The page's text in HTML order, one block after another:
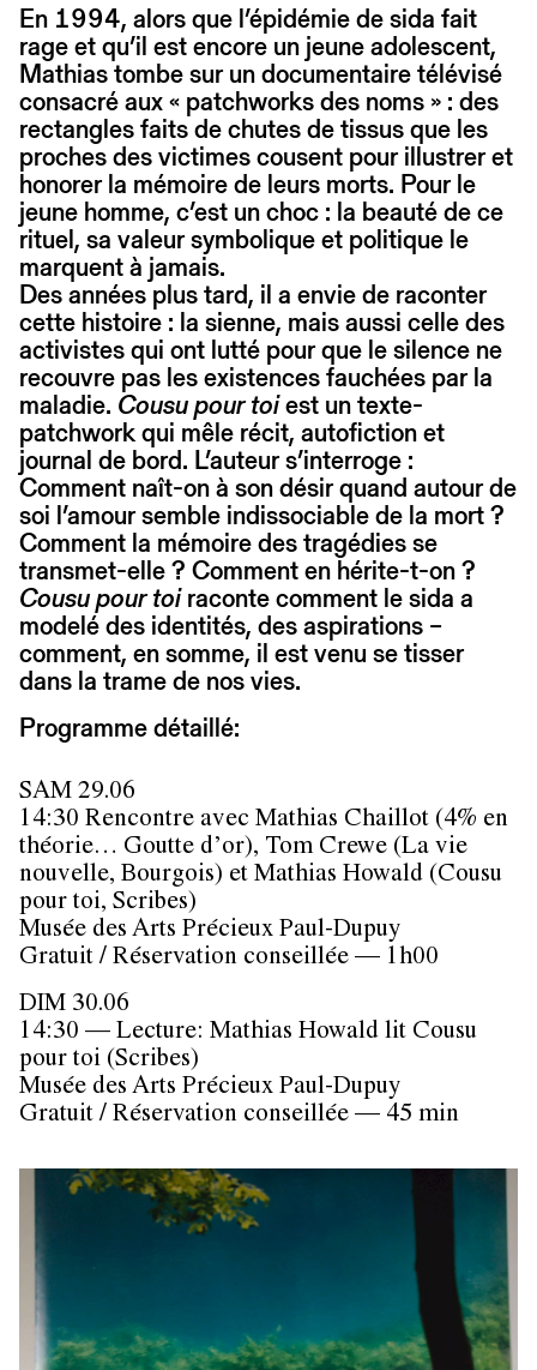
En 1994, alors que l’épidémie de sida fait
rage et qu’il est encore un jeune adolescent,
Mathias tombe sur un documentaire télévisé
consacré aux « patchworks des noms » : des
rectangles faits de chutes de tissus que les
proches des victimes cousent pour illustrer et
honorer la mémoire de leurs morts. Pour le
jeune homme, c’est un choc : la beauté de ce
rituel, sa valeur symbolique et politique le
marquent à jamais.
Des années plus tard, il a envie de raconter
cette histoire : la sienne, mais aussi celle des
activistes qui ont lutté pour que le silence ne
recouvre pas les existences fauchées par la
maladie. Cousu pour toiest un texte-
patchwork qui mêle récit, autofiction et
journal de bord. L’auteur s’interroge :
Comment naît-on à son désir quand autour de
soi l’amour semble indissociable de la mort ?
Comment la mémoire des tragédies se
transmet-elle ? Comment en hérite-t-on ?
Cousu pour toiraconte comment le sida a
modelé des identités, des aspirations –
comment, en somme, il est venu se tisser
dans la trame de nos vies.
Programme détaillé:
SAM 29.06
14:30 Rencontre avec Mathias Chaillot (4% en
théorie… Goutte d’or), Tom Crewe (La vie
nouvelle, Bourgois) et Mathias Howald (Cousu
pour toi, Scribes)
Musée des Arts Précieux Paul-Dupuy
Gratuit / Réservation conseillée — 1h00
DIM 30.06
14:30 — Lecture: Mathias Howald lit Cousu
pour toi (Scribes)
Musée des Arts Précieux Paul-Dupuy
Gratuit / Réservation conseillée — 45 min